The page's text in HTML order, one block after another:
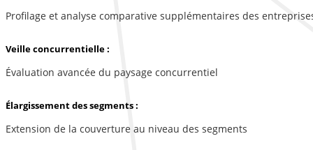
Profilage et analyse comparative supplémentaires des
Veille concurrentielle :
Évaluation avancée du paysage concurrentiel
Élargissement des segments :
Extension de la couverture au niveau des segments